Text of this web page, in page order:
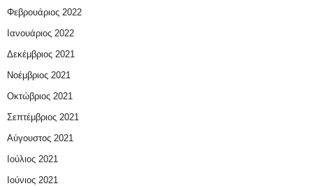
Φεβρουάριος 2022
Ιανουάριος 2022
Δεκέμβριος 2021
Νοέμβριος 2021
Οκτώβριος 2021
Σεπτέμβριος 2021
Αύγουστος 2021
Ιούλιος 2021
Ιούνιος 2021